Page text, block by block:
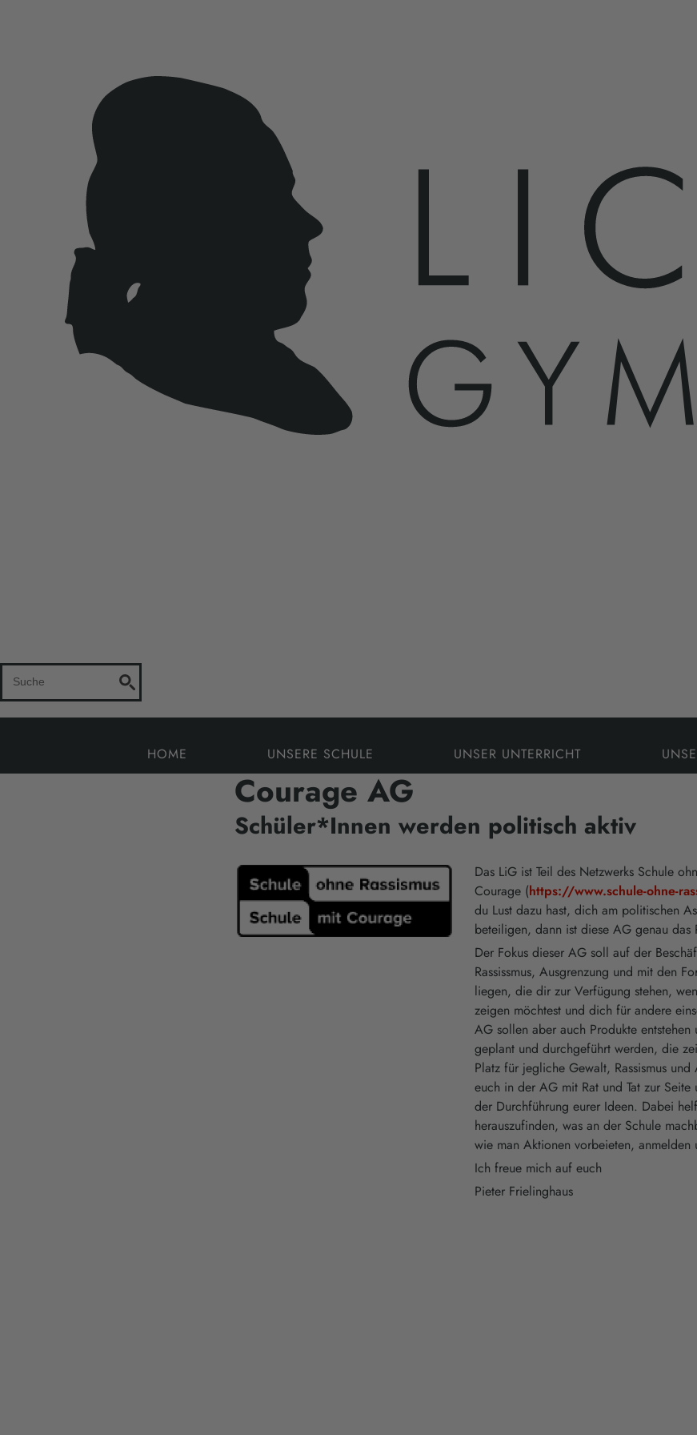
HOME UNSERE SCHULE UNSER UNTERRICHT
Courage AG
Schüler*Innen werden politisch aktiv
Das LiG ist Teil des Netzwerks Schule
Courage (https://www.schule-ohne-
du Lust dazu hast, dich am politischen
beteiligen, dann ist diese AG genau das
Der Fokus dieser AG soll auf der
Rassissmus, Ausgrenzung und mit den
liegen, die dir zur Verfügung stehen,
zeigen möchtest und dich für andere
AG sollen aber auch Produkte entstehen
geplant und durchgeführt werden, die
Platz für jegliche Gewalt, Rassismus
euch in der AG mit Rat und Tat zur Seite
der Durchführung eurer Ideen. Dabei
herauszufinden, was an der Schule
wie man Aktionen vorbeieten, anmelden
Ich freue mich auf euch
Pieter Frielinghaus